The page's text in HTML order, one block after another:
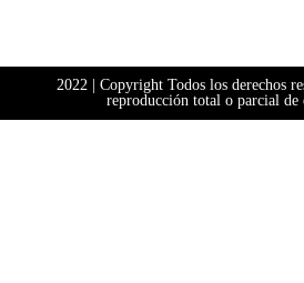
2022 | Copyright Todos los derechos
reproducción total o parcial de